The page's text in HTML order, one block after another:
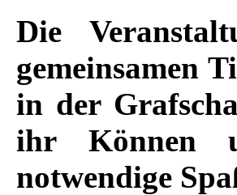
Die
gemeinsamen
in der
ihr Können
notwendige